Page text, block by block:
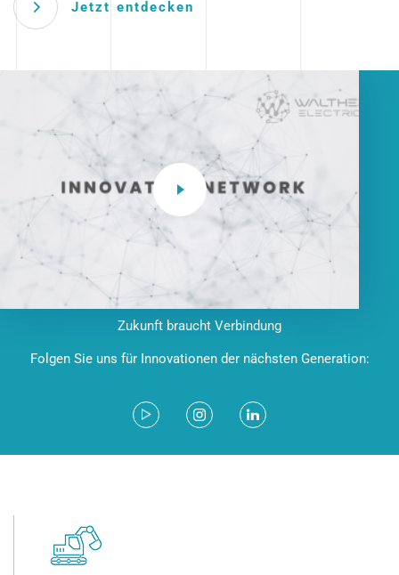
Jetzt entdecken
Zukunft braucht Verbindung
Folgen Sie uns für Innovationen der nächsten Generation: